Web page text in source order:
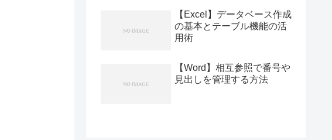
【Excel】データベース作成
の基本とテーブル機能の活
用術
【Word】相互参照で番号や
見出しを管理する方法